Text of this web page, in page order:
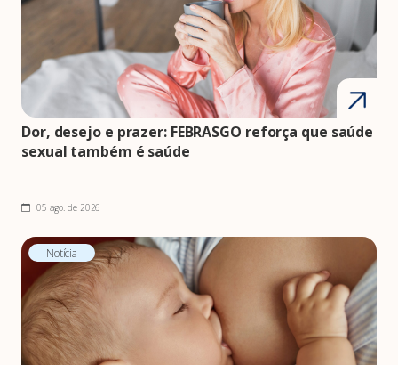
Dor, desejo e prazer: FEBRASGO reforça que saúde
sexual também é saúde
05 ago. de 2026
Notícia